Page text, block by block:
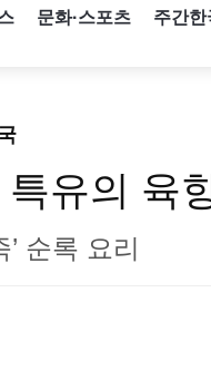
문화·스포츠 주간한
유의 육
순록 요리